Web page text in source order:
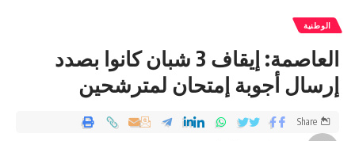
الوطنية
العاصمة: إيقاف 3 شبان كانوا بصدد
إرسال أجوبة إمتحان لمترشحين
Share